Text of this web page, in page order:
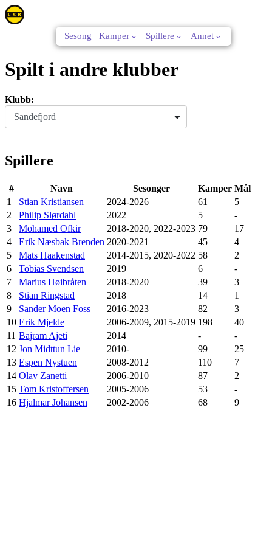
Sesong Kamper Spillere Annet
Spilt i andre klubber
Klubb:
Sandefjord
Spillere
# Navn Sesonger Kamper Mål
1
Stian Kristiansen 2024-2026 61
5
2
Philip Slørdahl 2022 5
-
3
Mohamed Ofkir 2018-2020, 2022-2023 79
17
4
Erik Næsbak Brenden 2020-2021 45
4
5
Mats Haakenstad 2014-2015, 2020-2022 58
2
6
Tobias Svendsen 2019 6
-
7
Marius Høibråten 2018-2020 39
3
8
Stian Ringstad 2018 14
1
9
Sander Moen Foss 2016-2023 82
3
10 Erik Mjelde 2006-2009, 2015-2019 198
40
11 Bajram Ajeti 2014 -
-
12 Jon Midttun Lie 2010- 99
25
13 Espen Nystuen 2008-2012 110
7
14 Olav Zanetti 2006-2010 87
2
15 Tom Kristoffersen 2005-2006 53
-
16 Hjalmar Johansen 2002-2006 68 9